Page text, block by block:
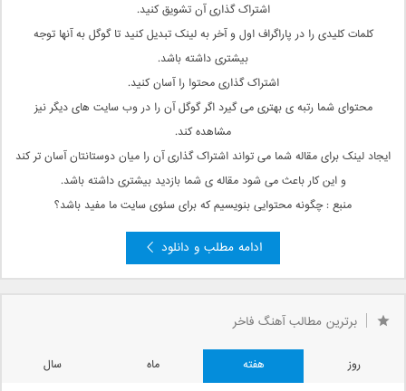
اشتراک گذاری آن تشویق کنید.
کلمات کلیدی را در پاراگراف اول و آخر به لینک تبدیل کنید تا گوگل به آنها توجه
بیشتری داشته باشد.
اشتراک گذاری محتوا را آسان کنید.
محتوای شما رتبه ی بهتری می گیرد اگر گوگل آن را در وب سایت های دیگر نیز
مشاهده کند.
ایجاد لینک برای مقاله شما می تواند اشتراک گذاری آن را میان دوستانتان آسان تر کند
و این کار باعث می شود مقاله ی شما بازدید بیشتری داشته باشد.
منبع : چگونه محتوایی بنویسیم که برای سئوی سایت ما مفید باشد؟
ادامه مطلب و دانلود
برترین مطالب آهنگ فاخر
روز هفته ماه
سال